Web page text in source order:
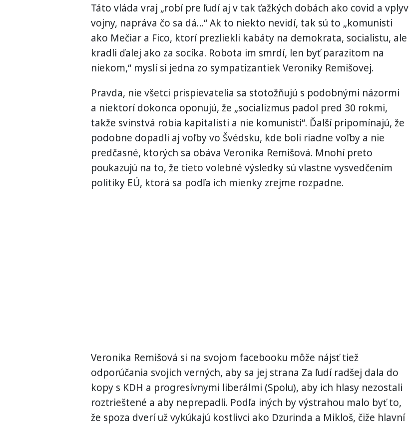
Táto vláda vraj „robí pre ľudí aj v tak ťažkých dobách ako covid a vplyv
vojny, napráva čo sa dá…“ Ak to niekto nevidí, tak sú to „komunisti
ako Mečiar a Fico, ktorí prezliekli kabáty na demokrata, socialistu, ale
kradli ďalej ako za socíka. Robota im smrdí, len byť parazitom na
niekom,“ myslí si jedna zo sympatizantiek Veroniky Remišovej.
Pravda, nie všetci prispievatelia sa stotožňujú s podobnými názormi
a niektorí dokonca oponujú, že „socializmus padol pred 30 rokmi,
takže svinstvá robia kapitalisti a nie komunisti“. Ďalší pripomínajú, že
podobne dopadli aj voľby vo Švédsku, kde boli riadne voľby a nie
predčasné, ktorých sa obáva Veronika Remišová. Mnohí preto
poukazujú na to, že tieto volebné výsledky sú vlastne vysvedčením
politiky EÚ, ktorá sa podľa ich mienky zrejme rozpadne.
Veronika Remišová si na svojom facebooku môže nájsť tiež
odporúčania svojich verných, aby sa jej strana Za ľudí radšej dala do
kopy s KDH a progresívnymi liberálmi (Spolu), aby ich hlasy nezostali
roztrieštené a aby neprepadli. Podľa iných by výstrahou malo byť to,
že spoza dverí už vykúkajú kostlivci ako Dzurinda a Mikloš, čiže hlavní